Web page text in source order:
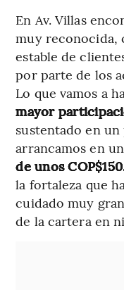
En Av. Villas
muy reconocida,
estable de
por parte de los
Lo que vamos a
mayor
sustentado en
arrancamos en
de unos
la fortaleza que
cuidado muy
de la cartera en